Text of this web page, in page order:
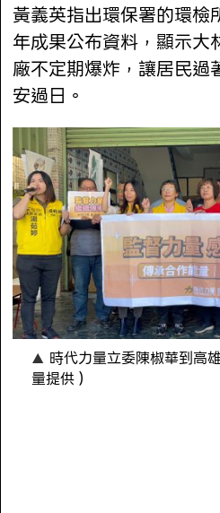
黃義英指出環保署的環
年成果公布資料，顯示大
廠不定期爆炸，讓居民過
安過日。
時代力量立委陳椒華到高
量提供）